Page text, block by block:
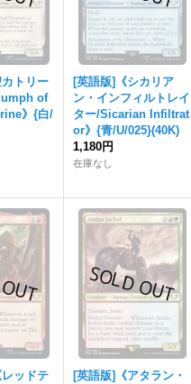
トリー
of
》{白/
[英語版]《シカリア
ン・インフィルトレイ
ター/Sicarian Infiltrat
or》{青/U/025}(40K)
1,180円
在庫なし
ッドテ
[英語版]《アタラン・